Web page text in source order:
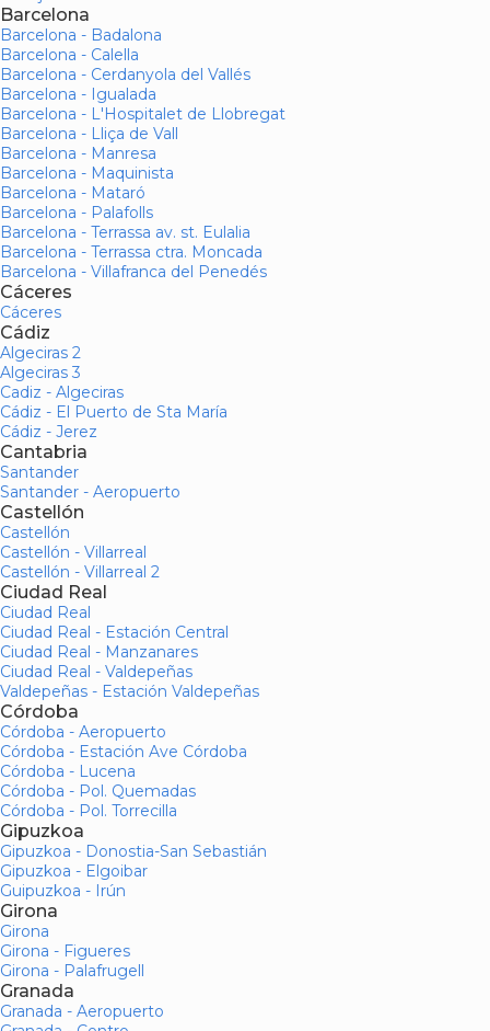
Barcelona
Barcelona - Badalona
Barcelona - Calella
Barcelona - Cerdanyola del Vallés
Barcelona - Igualada
Barcelona - L'Hospitalet de Llobregat
Barcelona - Lliça de Vall
Barcelona - Manresa
Barcelona - Maquinista
Barcelona - Mataró
Barcelona - Palafolls
Barcelona - Terrassa av. st. Eulalia
Barcelona - Terrassa ctra. Moncada
Barcelona - Villafranca del Penedés
Cáceres
Cáceres
Cádiz
Algeciras 2
Algeciras 3
Cadiz - Algeciras
Cádiz - El Puerto de Sta María
Cádiz - Jerez
Cantabria
Santander
Santander - Aeropuerto
Castellón
Castellón
Castellón - Villarreal
Castellón - Villarreal 2
Ciudad Real
Ciudad Real
Ciudad Real - Estación Central
Ciudad Real - Manzanares
Ciudad Real - Valdepeñas
Valdepeñas - Estación Valdepeñas
Córdoba
Córdoba - Aeropuerto
Córdoba - Estación Ave Córdoba
Córdoba - Lucena
Córdoba - Pol. Quemadas
Córdoba - Pol. Torrecilla
Gipuzkoa
Gipuzkoa - Donostia-San Sebastián
Gipuzkoa - Elgoibar
Guipuzkoa - Irún
Girona
Girona
Girona - Figueres
Girona - Palafrugell
Granada
Granada - Aeropuerto